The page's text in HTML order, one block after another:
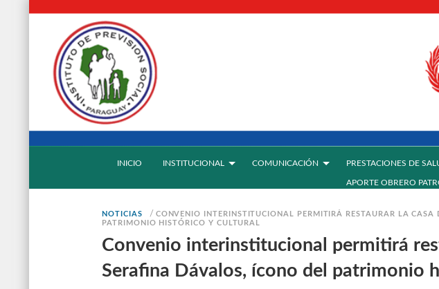
INICIO INSTITUCIONAL COMUNICACIÓN PRESTACIONES DE
APORTE OBRERO
NOTICIAS / CONVENIO INTERINSTITUCIONAL PERMITIRÁ RESTAURAR LA CASA
PATRIMONIO HISTÓRICO Y CULTURAL
Convenio interinstitucional permitirá
Serafina Dávalos, ícono del patrimonio